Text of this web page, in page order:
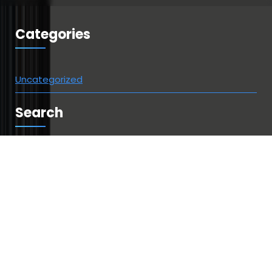
Categories
Uncategorized
Search